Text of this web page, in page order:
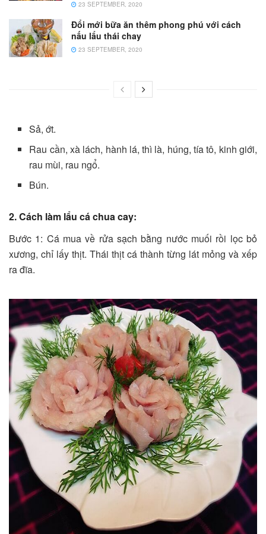
23 SEPTEMBER, 2020
Đổi mới bữa ăn thêm phong phú với cách
nấu lẩu thái chay
23 SEPTEMBER, 2020
Sả, ớt.
Rau cần, xà lách, hành lá, thì là, húng, tía tô, kinh giới,
rau mùi, rau ngổ.
Bún.
2. Cách làm lẩu cá chua cay:
Bước 1: Cá mua về rửa sạch bằng nước muối rồi lọc bỏ
xương, chỉ lấy thịt. Thái thịt cá thành từng lát mỏng và xếp
ra đĩa.